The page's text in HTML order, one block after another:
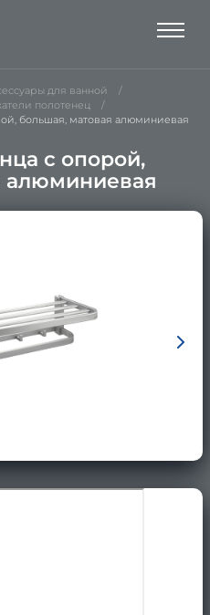
для ванной
полотенец
большая, матовая алюминиевая
с опорой,
алюминиевая